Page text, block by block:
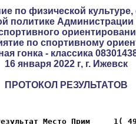
по физической культуре,
политике Администрации
по спортивному
гонка - классика
16 января 2022 г, г. Ижевск
ПРОТОКОЛ РЕЗУЛЬТАТОВ
Место